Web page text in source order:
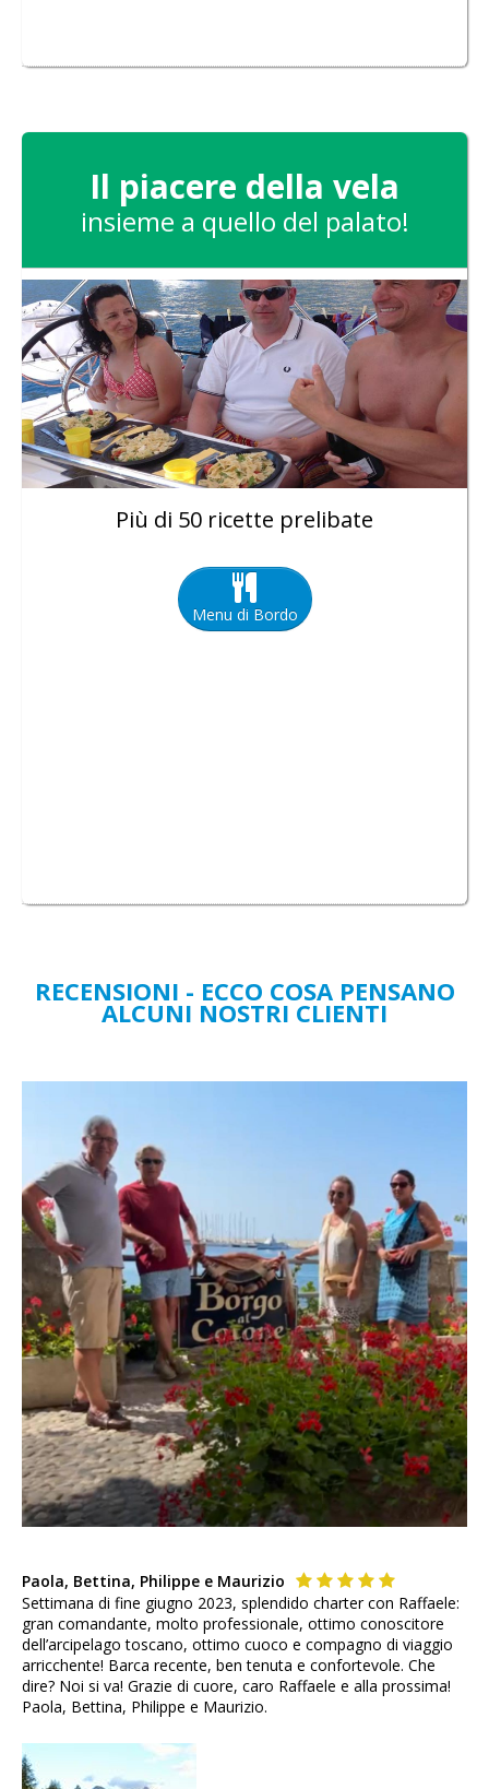
Il piacere della vela
insieme a quello del palato!
Più di 50 ricette prelibate
Menu di Bordo
RECENSIONI - ECCO COSA PENSANO
ALCUNI NOSTRI CLIENTI
Paola, Bettina, Philippe e Maurizio
Settimana di fine giugno 2023, splendido charter con Raffaele:
gran comandante, molto professionale, ottimo conoscitore
dell’arcipelago toscano, ottimo cuoco e compagno di viaggio
arricchente! Barca recente, ben tenuta e confortevole. Che
dire? Noi si va! Grazie di cuore, caro Raffaele e alla prossima!
Paola, Bettina, Philippe e Maurizio.